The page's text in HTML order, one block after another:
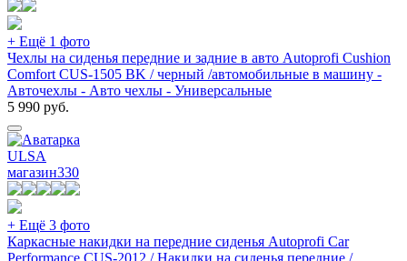
+ Ещё 1 фото
Чехлы на сиденья передние и задние в авто Autoprofi Cushion
Comfort CUS-1505 BK / черный /автомобильные в машину -
Авточехлы - Авто чехлы - Универсальные
5 990 руб.
ULSA
магазин330
+ Ещё 3 фото
Каркасные накидки на передние сиденья Autoprofi Car
Performance CUS-2012 / Накидки на сиденья передние /